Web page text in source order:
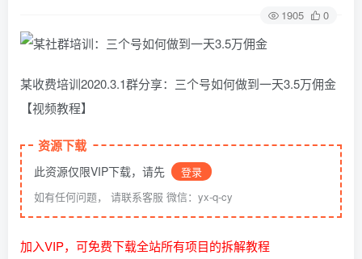
1905 0
某收费培训2020.3.1群分享：三个号如何做到一天3.5万佣金
【视频教程】
资源下载
此资源仅限VIP下载，请先
登录
如有任何问题， 请联系客服 微信：yx-q-cy
加入VIP，可免费下载全站所有项目的拆解教程